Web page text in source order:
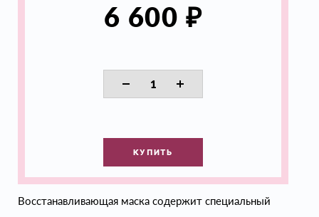
6 600 ₽
КУПИТЬ
Восстанавливающая маска содержит специальный